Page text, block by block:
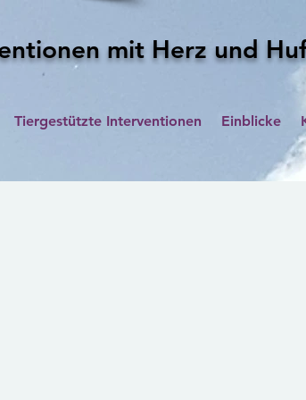
Tiergestützte Interventionen Einblicke
mit Herz und